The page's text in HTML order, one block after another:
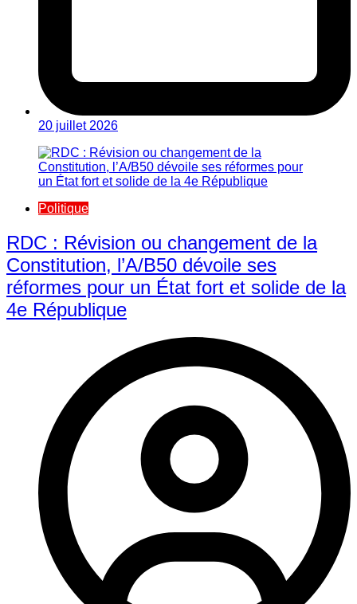
20 juillet 2026
Politique
RDC : Révision ou changement de la
Constitution, l’A/B50 dévoile ses
réformes pour un État fort et solide de la
4e République